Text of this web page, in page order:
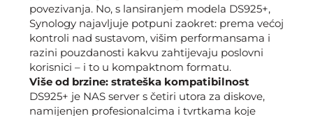
povezivanja. No, s lansiranjem modela DS925+,
Synology najavljuje potpuni zaokret: prema većoj
kontroli nad sustavom, višim performansama i
razini pouzdanosti kakvu zahtijevaju poslovni
korisnici – i to u kompaktnom formatu.
Više od brzine: strateška kompatibilnost
DS925+ je NAS server s četiri utora za diskove,
namijenjen profesionalcima i tvrtkama koje